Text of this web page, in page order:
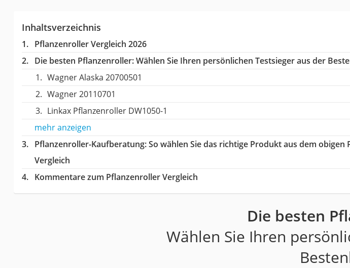
Inhaltsverzeichnis
Pflanzenroller Vergleich 2026
Die besten Pflanzenroller:Wählen Sie Ihren persönlichen Testsieger aus der
Wagner Alaska 20700501
Wagner 20110701
Linkax Pflanzenroller ‎DW1050-1
mehr anzeigen
Pflanzenroller-Kaufberatung: So wählen Sie das richtige Produkt aus dem
Vergleich
Kommentare zum Pflanzenroller Vergleich
Die besten
Wählen Sie Ihren